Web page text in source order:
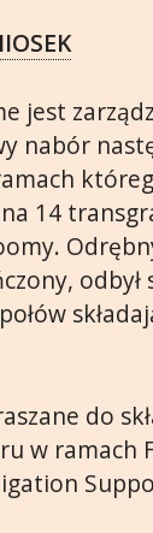
jest
nabór
14
do
w ramach